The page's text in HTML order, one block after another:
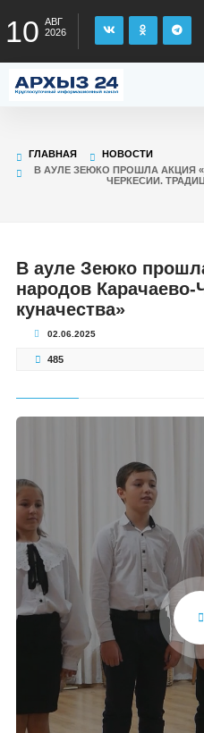
10 АВГ
2026
ГЛАВНАЯ
НОВОСТИ
В АУЛЕ ЗЕЮКО ПРОШЛА АКЦИЯ
ЧЕРКЕСИИ.
В ауле Зеюко
народов Карачаево-
куначества»
02.06.2025
485